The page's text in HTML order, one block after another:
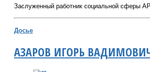
Заслуженный работник социальной сферы
Досье
АЗАРОВ ИГОРЬ